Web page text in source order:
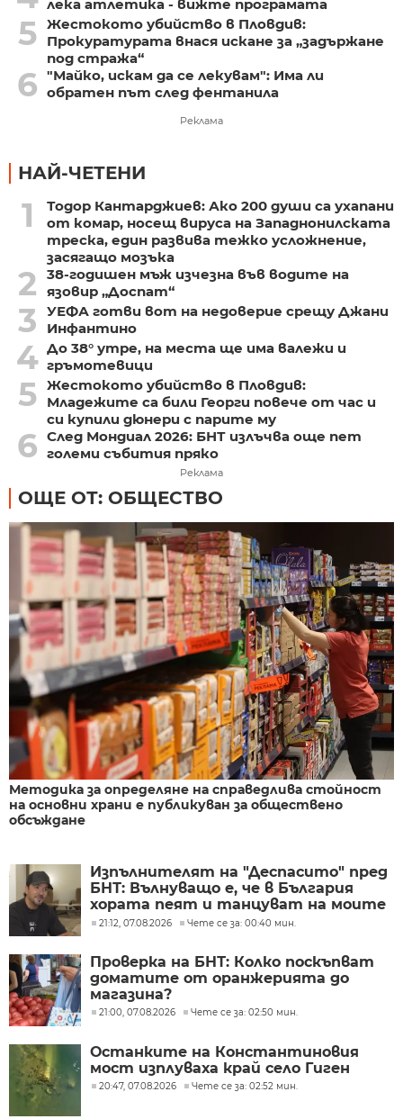
лека атлетика - вижте програмата
5 Жестокото убийство в Пловдив:
Прокуратурата внася искане за „задържане
под стража“
6 "Майко, искам да се лекувам": Има ли
обратен път след фентанила
Реклама
НАЙ-ЧЕТЕНИ
1
Тодор Кантарджиев: Ако 200 души са ухапани
от комар, носещ вируса на Западнонилската
треска, един развива тежко усложнение,
засягащо мозъка
2
38-годишен мъж изчезна във водите на
язовир „Доспат“
3
УЕФА готви вот на недоверие срещу Джани
Инфантино
4 До 38° утре, на места ще има валежи и
гръмотевици
5 Жестокото убийство в Пловдив:
Младежите са били Георги повече от час и
си купили дюнери с парите му
6 След Мондиал 2026: БНТ излъчва още пет
големи събития пряко
Реклама
ОЩЕ ОТ: ОБЩЕСТВО
Методика за определяне на справедлива стойност
на основни храни е публикуван за обществено
обсъждане
Изпълнителят на "Деспасито" пред
БНТ: Вълнуващо е, че в България
хората пеят и танцуват на моите
песни
21:12, 07.08.2026 Чете се за: 00:40 мин.
Проверка на БНТ: Колко поскъпват
доматите от оранжерията до
магазина?
21:00, 07.08.2026 Чете се за: 02:50 мин.
Останките на Константиновия
мост изплуваха край село Гиген
20:47, 07.08.2026 Чете се за: 02:52 мин.